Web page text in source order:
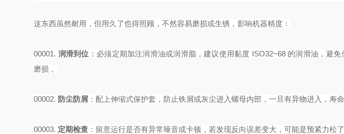
这东西虽然耐用，但用久了也得照顾，不然容易磨损或生锈，影响机器精度：
00001. 润滑到位 ：必须定期加注润滑油或润滑脂，建议使用黏度 ISO32~68 的润滑油，避
磨损 。
00002. 防尘防屑 ：配上伸缩式保护套，防止铁屑或灰尘进入螺母内部，一旦有异物进入，寿
00003. 定期检查 ：留意运行是否有异常噪音或卡顿，若发现反向误差变大，可能是预紧力松